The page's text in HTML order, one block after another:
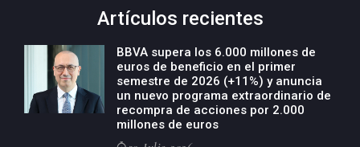
Artículos recientes
BBVA supera los 6.000 millones de
euros de beneficio en el primer
semestre de 2026 (+11%) y anuncia
un nuevo programa extraordinario de
recompra de acciones por 2.000
millones de euros